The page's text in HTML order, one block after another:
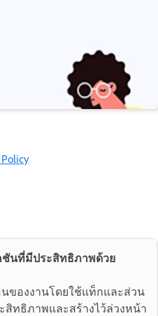
ชันที่มีประสิทธิภาพด้วย
ของงานโดยใช้แท็กและส่วน
สิทธิภาพและสร้างไว้ล่วงหน้า